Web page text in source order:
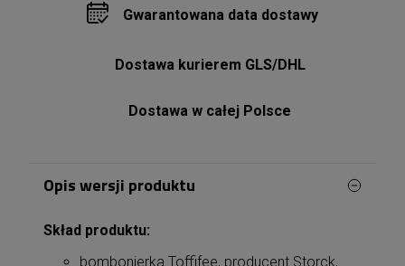
Gwarantowana data dostawy
Dostawa kurierem GLS/DHL
Dostawa w całej Polsce
Opis wersji produktu
Skład produktu:
bombonierka Toffifee, producent Storck,